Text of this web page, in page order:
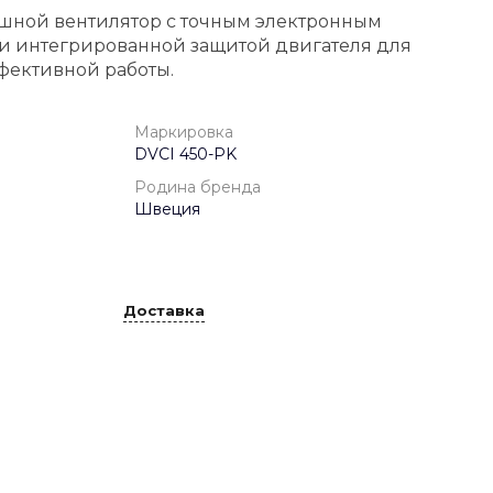
вентилятор с точным электронным
интегрированной защитой двигателя для
работы.
Маркировка
DVCI 450-PK
Родина бренда
Швеция
Доставка